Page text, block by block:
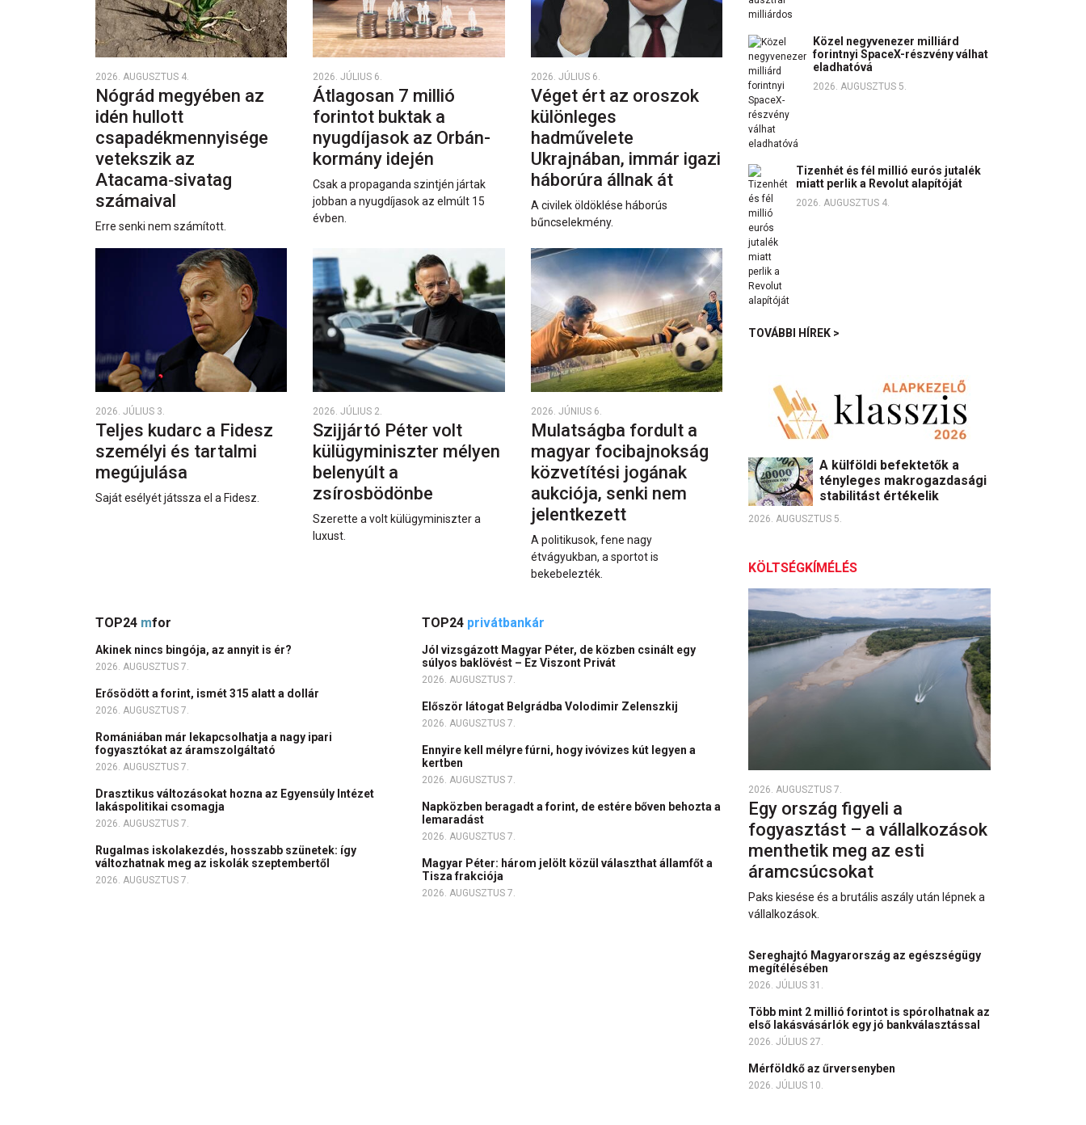
2026. AUGUSZTUS 4.
Nógrád megyében az
idén hullott
csapadékmennyisége
vetekszik az
Atacama‑sivatag
számaival
Erre senki nem számított.
2026. JÚLIUS 6.
Átlagosan 7 millió
forintot buktak a
nyugdíjasok az Orbán-
kormány idején
Csak a propaganda szintjén jártak
jobban a nyugdíjasok az elmúlt 15
évben.
2026. JÚLIUS 6.
Véget ért az oroszok
különleges
hadművelete
Ukrajnában, immár igazi
háborúra állnak át
A civilek öldöklése háborús
bűncselekmény.
2026. JÚLIUS 3.
Teljes kudarc a Fidesz
személyi és tartalmi
megújulása
Saját esélyét játssza el a Fidesz.
2026. JÚLIUS 2.
Szijjártó Péter volt
külügyminiszter mélyen
belenyúlt a
zsírosbödönbe
Szerette a volt külügyminiszter a
luxust.
2026. JÚNIUS 6.
Mulatságba fordult a
magyar focibajnokság
közvetítési jogának
aukciója, senki nem
jelentkezett
A politikusok, fene nagy
étvágyukban, a sportot is
bekebelezték.
TOP24 mfor
Akinek nincs bingója, az annyit is ér?
2026. AUGUSZTUS 7.
Erősödött a forint, ismét 315 alatt a dollár
2026. AUGUSZTUS 7.
Romániában már lekapcsolhatja a nagy ipari
fogyasztókat az áramszolgáltató
2026. AUGUSZTUS 7.
Drasztikus változásokat hozna az Egyensúly Intézet
lakáspolitikai csomagja
2026. AUGUSZTUS 7.
Rugalmas iskolakezdés, hosszabb szünetek: így
változhatnak meg az iskolák szeptembertől
2026. AUGUSZTUS 7.
TOP24 privátbankár
Jól vizsgázott Magyar Péter, de közben csinált egy
súlyos baklövést – Ez Viszont Privát
2026. AUGUSZTUS 7.
Először látogat Belgrádba Volodimir Zelenszkij
2026. AUGUSZTUS 7.
Ennyire kell mélyre fúrni, hogy ivóvizes kút legyen a
kertben
2026. AUGUSZTUS 7.
Napközben beragadt a forint, de estére bőven behozta a
lemaradást
2026. AUGUSZTUS 7.
Magyar Péter: három jelölt közül választhat államfőt a
Tisza frakciója
2026. AUGUSZTUS 7.
Közel negyvenezer milliárd
forintnyi SpaceX-részvény válhat
eladhatóvá
2026. AUGUSZTUS 5.
Tizenhét és fél millió eurós jutalék
miatt perlik a Revolut alapítóját
2026. AUGUSZTUS 4.
TOVÁBBI HÍREK >
A külföldi befektetők a
tényleges makrogazdasági
stabilitást értékelik
2026. AUGUSZTUS 5.
KÖLTSÉGKÍMÉLÉS
2026. AUGUSZTUS 7.
Egy ország figyeli a
fogyasztást – a vállalkozások
menthetik meg az esti
áramcsúcsokat
Paks kiesése és a brutális aszály után lépnek a
vállalkozások.
Sereghajtó Magyarország az egészségügy
megítélésében
2026. JÚLIUS 31.
Több mint 2 millió forintot is spórolhatnak az
első lakásvásárlók egy jó bankválasztással
2026. JÚLIUS 27.
Mérföldkő az űrversenyben
2026. JÚLIUS 10.